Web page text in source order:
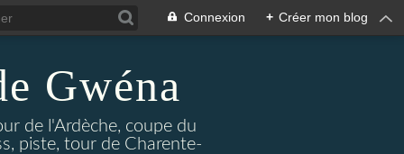
Connexion + Créer mon blog
Gwéna
de l'Ardèche, coupe du
piste, tour de Charente-